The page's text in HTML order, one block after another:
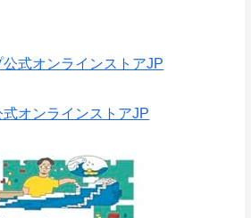
オンラインストアJP